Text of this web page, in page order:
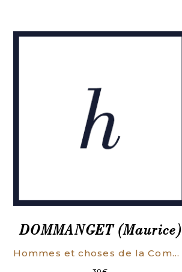
DOMMANGET (Maurice)
Hommes et choses de la Commune.